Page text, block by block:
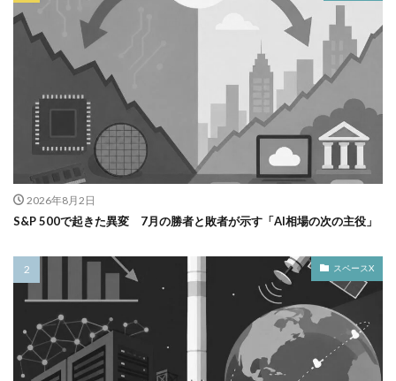
2026年8月2日
S&P 500で起きた異変 7月の勝者と敗者が示す「AI相場の次の主役」
スペースX